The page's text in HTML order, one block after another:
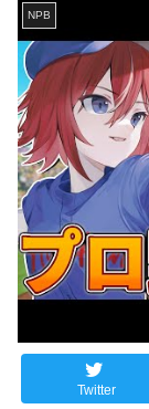
NPB
Twitter